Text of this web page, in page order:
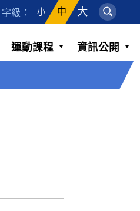
字級： 小 中 大
運動課程 資訊公開